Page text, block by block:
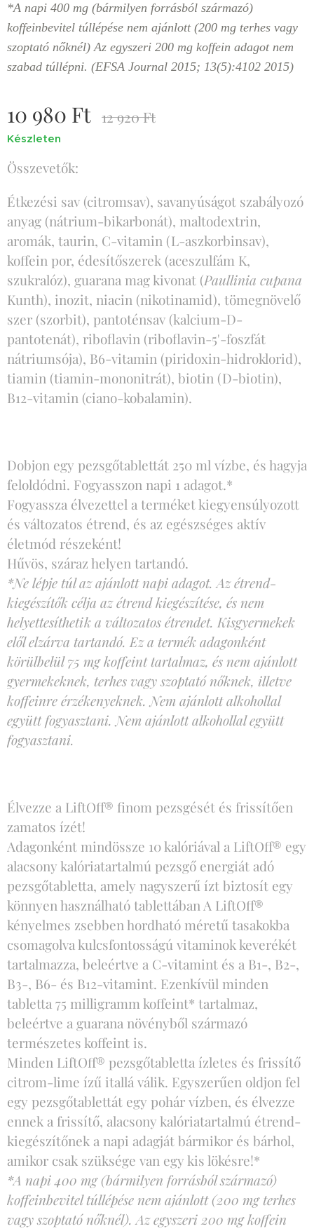
*A napi 400 mg (bármilyen forrásból származó)
koffeinbevitel túllépése nem ajánlott (200 mg terhes vagy
szoptató nőknél) Az egyszeri 200 mg koffein adagot nem
szabad túllépni. (EFSA Journal 2015; 13(5):4102 2015)
10 980 Ft 12 920Ft
Készleten
Összevetők:
Étkezési sav (citromsav), savanyúságot szabályozó
anyag (nátrium-bikarbonát), maltodextrin,
aromák, taurin, C-vitamin (L-aszkorbinsav),
koffein por, édesítőszerek (aceszulfám K,
szukralóz), guarana mag kivonat (Paullinia cupana
Kunth), inozit, niacin (nikotinamid), tömegnövelő
szer (szorbit), pantoténsav (kalcium-D-
pantotenát), riboflavin (riboflavin-5'-foszfát
nátriumsója), B6-vitamin (piridoxin-hidroklorid),
tiamin (tiamin-mononitrát), biotin (D-biotin),
B12-vitamin (ciano-kobalamin).
Dobjon egy pezsgőtablettát 250 ml vízbe, és hagyja
feloldódni. Fogyasszon napi 1 adagot.*
Fogyassza élvezettel a terméket kiegyensúlyozott
és változatos étrend, és az egészséges aktív
életmód részeként!
Hűvös, száraz helyen tartandó.
*Ne lépje túl az ajánlott napi adagot. Az étrend-
kiegészítők célja az étrend kiegészítése, és nem
helyettesíthetik a változatos étrendet. Kisgyermekek
elől elzárva tartandó. Ez a termék adagonként
körülbelül 75 mg koffeint tartalmaz, és nem ajánlott
gyermekeknek, terhes vagy szoptató nőknek, illetve
koffeinre érzékenyeknek. Nem ajánlott alkohollal
együtt fogyasztani. Nem ajánlott alkohollal együtt
fogyasztani.
Élvezze a LiftOff® finom pezsgését és frissítően
zamatos ízét!
Adagonként mindössze 10 kalóriával a LiftOff® egy
alacsony kalóriatartalmú pezsgő energiát adó
pezsgőtabletta, amely nagyszerű ízt biztosít egy
könnyen használható tablettában A LiftOff®
kényelmes zsebben hordható méretű tasakokba
csomagolva kulcsfontosságú vitaminok keverékét
tartalmazza, beleértve a C-vitamint és a B1-, B2-,
B3-, B6- és B12-vitamint. Ezenkívül minden
tabletta 75 milligramm koffeint* tartalmaz,
beleértve a guarana növényből származó
természetes koffeint is.
Minden LiftOff® pezsgőtabletta ízletes és frissítő
citrom-lime ízű itallá válik. Egyszerűen oldjon fel
egy pezsgőtablettát egy pohár vízben, és élvezze
ennek a frissítő, alacsony kalóriatartalmú étrend-
kiegészítőnek a napi adagját bármikor és bárhol,
amikor csak szüksége van egy kis lökésre!*
*A napi 400 mg (bármilyen forrásból származó)
koffeinbevitel túllépése nem ajánlott (200 mg terhes
vagy szoptató nőknél). Az egyszeri 200 mg koffein